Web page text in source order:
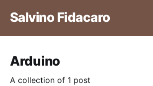
Salvino Fidacaro
Arduino
A collection of 1 post